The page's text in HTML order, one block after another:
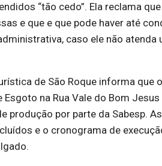
“tão cedo”. Ela reclama
e que e que pode haver até
caso ele não atenda
de São Roque informa que
na Rua Vale do Bom
produção por parte da Sabesp.
e o cronograma de